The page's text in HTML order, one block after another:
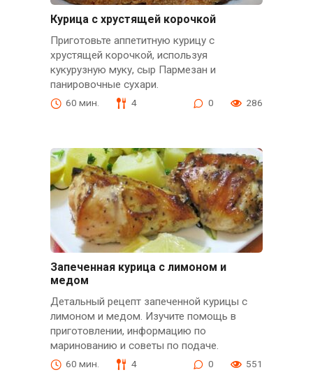
Курица с хрустящей корочкой
Приготовьте аппетитную курицу с
хрустящей корочкой, используя
кукурузную муку, сыр Пармезан и
панировочные сухари.
60 мин. 4 0 286
Запеченная курица с лимоном и
медом
Детальный рецепт запеченной курицы с
лимоном и медом. Изучите помощь в
приготовлении, информацию по
маринованию и советы по подаче.
60 мин. 4 0 551